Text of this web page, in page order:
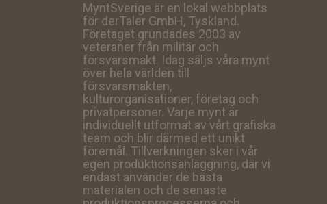
MyntSverige är en lokal webbplats
för derTaler GmbH, Tyskland.
Företaget grundades 2003 av
veteraner från militär och
försvarsmakt. Idag säljs våra mynt
över hela världen till
försvarsmakten,
kulturorganisationer, företag och
privatpersoner. Varje mynt är
individuellt utformat av vårt grafiska
team och blir därmed ett unikt
föremål. Tillverkningen sker i vår
egen produktionsanläggning, där vi
endast använder de bästa
materialen och de senaste